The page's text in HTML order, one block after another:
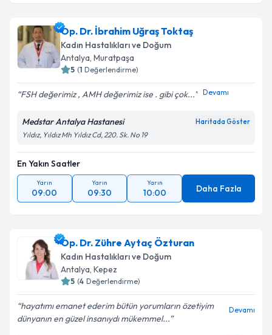
Op. Dr. İbrahim Uğraş Toktaş
Kadın Hastalıkları ve Doğum
Antalya, Muratpaşa
5 (1 Değerlendirme)
FSH değerimiz , AMH değerimiz ise . gibi çok... Devamı
Medstar Antalya Hastanesi Haritada Göster
Yıldız, Yıldız Mh Yıldız Cd, 220. Sk. No 19
En Yakın Saatler
Yarın
09:00
Yarın
09:30
Yarın
10:00 Daha Fazla
Op. Dr. Zühre Aytaç Özturan
Kadın Hastalıkları ve Doğum
Antalya, Kepez
5 (4 Değerlendirme)
hayatımı emanet ederim bütün yorumların özetiyim
dünyanın en güzel insanıydı mükemmel...
Devamı